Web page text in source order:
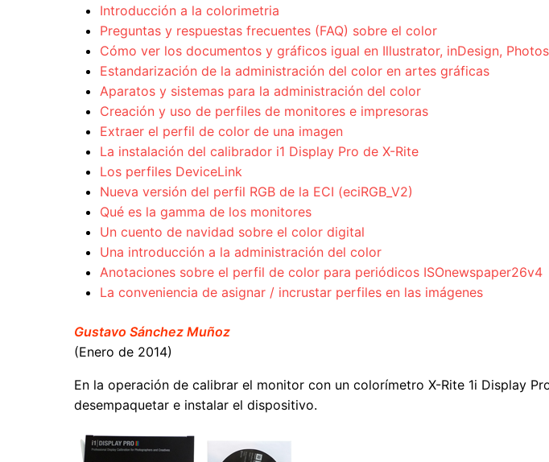
Introducción a la colorimetria
Preguntas y respuestas frecuentes (FAQ) sobre el color
Cómo ver los documentos y gráficos igual en Illustrator, inDesign,
Estandarización de la administración del color en artes gráficas
Aparatos y sistemas para la administración del color
Creación y uso de perfiles de monitores e impresoras
Extraer el perfil de color de una imagen
La instalación del calibrador i1 Display Pro de X-Rite
Los perfiles DeviceLink
Nueva versión del perfil RGB de la ECI (eciRGB_V2)
Qué es la gamma de los monitores
Un cuento de navidad sobre el color digital
Una introducción a la administración del color
Anotaciones sobre el perfil de color para periódicos ISOnewspaper26v4
La conveniencia de asignar / incrustar perfiles en las imágenes
Gustavo Sánchez Muñoz
(Enero de 2014)
En la operación de calibrar el monitor con un colorímetro X-Rite 1i Display
desempaquetar e instalar el dispositivo.